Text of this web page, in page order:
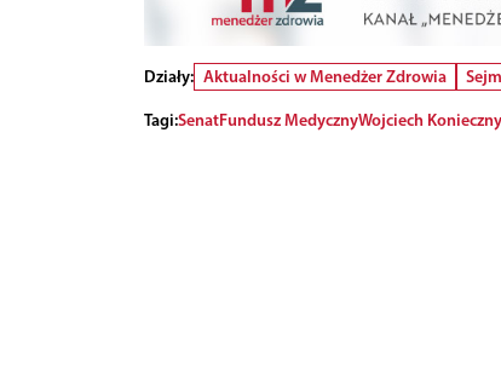
Działy: Aktualności w Menedżer Zdrowia
Tagi:SenatFundusz MedycznyWojciech Konieczny